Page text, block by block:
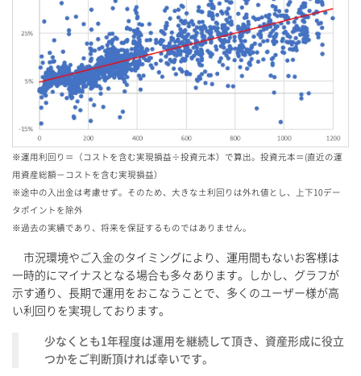
※運用利回り＝（コストを含む実現損益÷投資元本）で算出。投資元本＝(直近の運
用資産総額－コストを含む実現損益）
※途中の入出金は考慮せず。そのため、大きな±利回りは外れ値とし、上下10デー
タポイントを除外
※過去の実績であり、将来を保証するものではありません。
市況環境やご入金のタイミングにより、運用間もないお客様は
一時的にマイナスとなる場合も多々あります。しかし、グラフが
示す通り、長期で運用をおこなうことで、多くのユーザー様が高
い利回りを実現しております。
少なくとも1年程度は運用を継続して頂き、資産形成に役立
つかをご判断頂ければ幸いです。